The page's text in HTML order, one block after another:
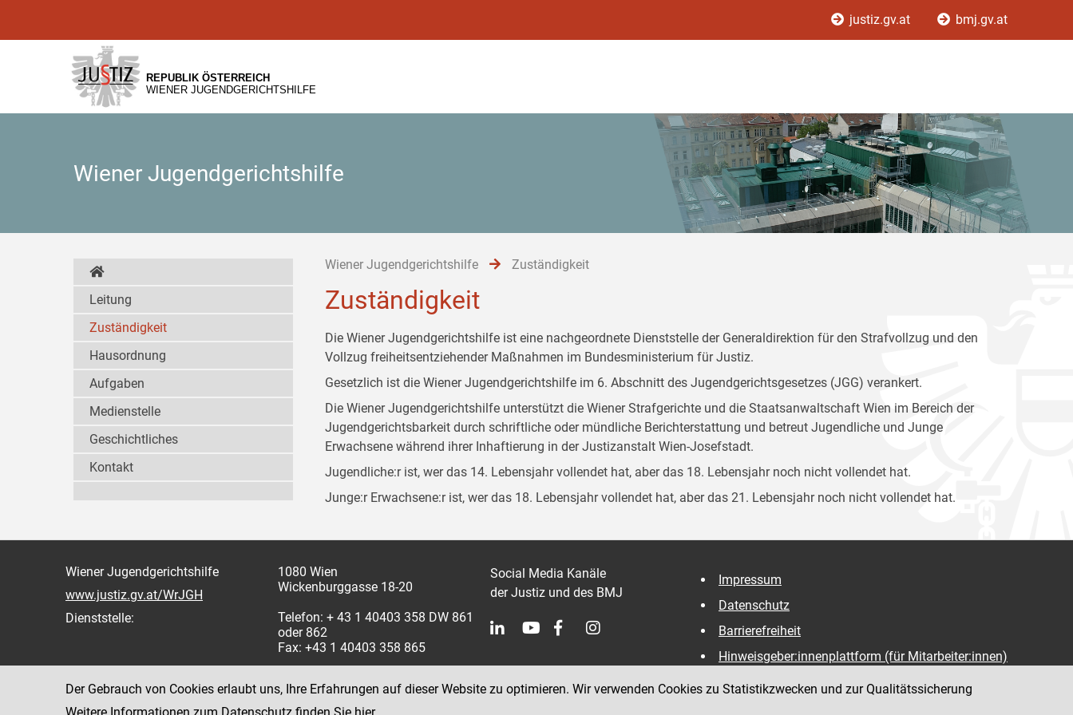
[1]
[2]
[3]
justiz.gv.at bmj.gv.at
REPUBLIK ÖSTERREICH
WIENER JUGENDGERICHTSHILFE
Wiener Jugendgerichtshilfe
Wiener Jugendgerichtshilfe Zuständigkeit
Zuständigkeit
Die Wiener Jugendgerichtshilfe ist eine nachgeordnete Dienststelle der Generaldirektion für den Strafvollzug und den
Vollzug freiheitsentziehender Maßnahmen im Bundesministerium für Justiz.
Gesetzlich ist die Wiener Jugendgerichtshilfe im 6. Abschnitt des Jugendgerichtsgesetzes (JGG) verankert.
Die Wiener Jugendgerichtshilfe unterstützt die Wiener Strafgerichte und die Staatsanwaltschaft Wien im Bereich der
Jugendgerichtsbarkeit durch schriftliche oder mündliche Berichterstattung und betreut Jugendliche und Junge
Erwachsene während ihrer Inhaftierung in der Justizanstalt Wien-Josefstadt.
Jugendliche:r ist, wer das 14. Lebensjahr vollendet hat, aber das 18. Lebensjahr noch nicht vollendet hat.
Junge:r Erwachsene:r ist, wer das 18. Lebensjahr vollendet hat, aber das 21. Lebensjahr noch nicht vollendet hat.
Leitung
Zuständigkeit
Hausordnung
Aufgaben
Medienstelle
Geschichtliches
Kontakt
Wiener Jugendgerichtshilfe
www.justiz.gv.at/WrJGH
Dienststelle:
1080 Wien
Wickenburggasse 18-20
Telefon: + 43 1 40403 358 DW 861
oder 862
Fax: +43 1 40403 358 865
Social Media Kanäle
der Justiz und des BMJ
Impressum
Datenschutz
Barrierefreiheit
Hinweisgeber:innenplattform (für Mitarbeiter:innen)
Der Gebrauch von Cookies erlaubt uns, Ihre Erfahrungen auf dieser Website zu optimieren. Wir verwenden Cookies zu Statistikzwecken und zur Qualitätssicherung